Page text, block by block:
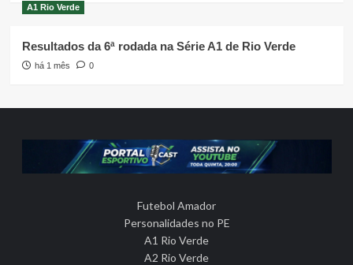
A1 Rio Verde
Resultados da 6ª rodada na Série A1 de Rio Verde
há 1 mês 0
Futebol Amador
Personalidades no PE
A1 Rio Verde
A2 Rio Verde